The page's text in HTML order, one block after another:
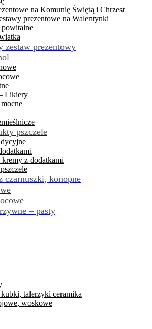
na Komunię Świętą i Chrzest
prezentowe na Walentynki
zestaw prezentowy
Likiery
pszczele
z dodatkami
czarnuszki, konopne
– pasty
talerzyki ceramika
woskowe